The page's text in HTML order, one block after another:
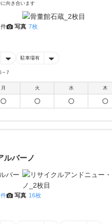
向き合います
写真 7枚
駐車場有
−７
月
火 水 木
ルバーノ
写真 16枚